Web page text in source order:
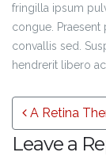
fringilla ipsum
congue.
convallis sed.
hendrerit libero
Post
A Retina
Leave a